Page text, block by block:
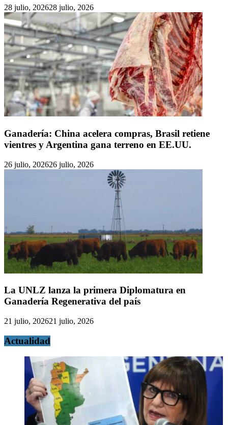
28 julio, 202628 julio, 2026
Ganadería: China acelera compras, Brasil retiene
vientres y Argentina gana terreno en EE.UU.
26 julio, 202626 julio, 2026
La UNLZ lanza la primera Diplomatura en
Ganadería Regenerativa del país
21 julio, 202621 julio, 2026
Actualidad